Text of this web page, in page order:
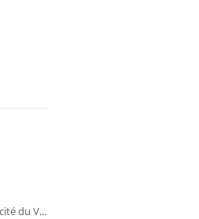
A proximité de la cité du Vatican